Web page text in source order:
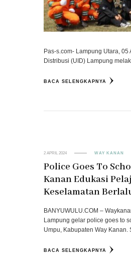
Pas-s.com- Lampung Utara,
Distribusi (UID) Lampung
BACA SELENGKAPNYA
2 APRIL 2024 WAY KANAN
Police Goes To
Kanan Edukasi
Keselamatan
BANYUWULU.COM –
Lampung gelar police goes to
Umpu, Kabupaten Way
BACA SELENGKAPNYA